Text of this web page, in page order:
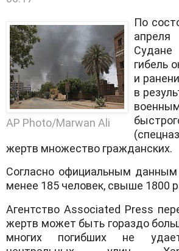
AP Photo/Marwan Ali
По
гибель
и
в
жертв множество гражданских.
Согласно официальным
менее 185 человек, свыше 1800
Агентство Associated Press
жертв может быть гораздо
многих погибших не